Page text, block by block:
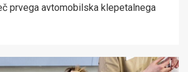
prvega avtomobilska klepetalnega